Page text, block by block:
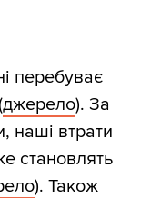
перебуває
джерело). За
наші втрати
становлять
). Також